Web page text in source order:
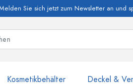
Sie sich jetzt zum Newsletter an und
Kosmetikbehälter Deckel &